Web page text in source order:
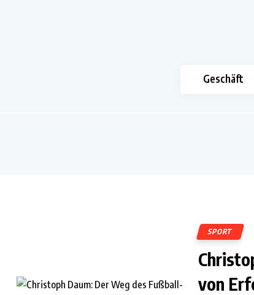
Geschäft
SPORT
von